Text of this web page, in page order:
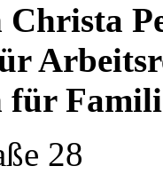
für
28